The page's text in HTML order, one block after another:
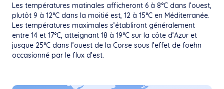
Les températures matinales afficheront 6 à 8°C dans l’ouest,
plutôt 9 à 12°C dans la moitié est, 12 à 15°C en Méditerranée.
Les températures maximales s’établiront généralement
entre 14 et 17°C, atteignant 18 à 19°C sur la côte d’Azur et
jusque 25°C dans l’ouest de la Corse sous l’effet de foehn
occasionné par le flux d’est.